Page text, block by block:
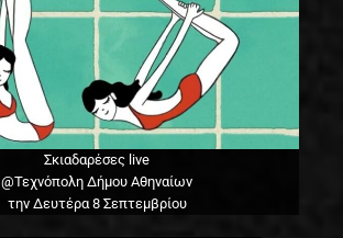
Σκιαδαρέσες live
@Τεχνόπολη Δήμου Αθηναίων
την Δευτέρα 8 Σεπτεμβρίου